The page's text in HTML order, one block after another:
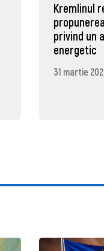
Kremlinul
privind un
energetic
31 martie